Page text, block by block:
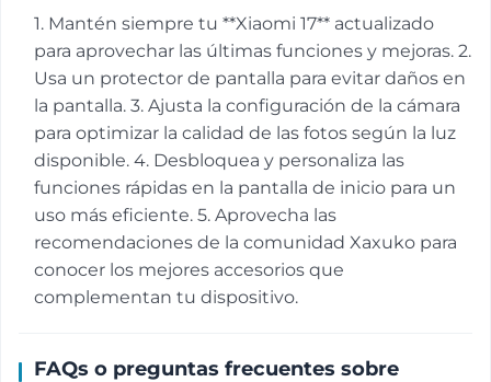
1. Mantén siempre tu **Xiaomi 17** actualizado
para aprovechar las últimas funciones y mejoras. 2.
Usa un protector de pantalla para evitar daños en
la pantalla. 3. Ajusta la configuración de la cámara
para optimizar la calidad de las fotos según la luz
disponible. 4. Desbloquea y personaliza las
funciones rápidas en la pantalla de inicio para un
uso más eficiente. 5. Aprovecha las
recomendaciones de la comunidad Xaxuko para
conocer los mejores accesorios que
complementan tu dispositivo.
FAQs o preguntas frecuentes sobre